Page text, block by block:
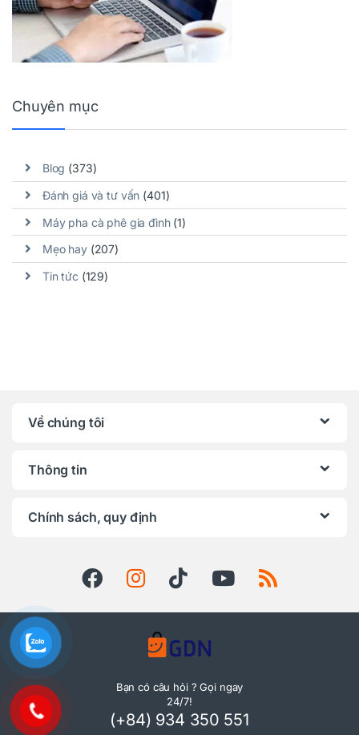
Chuyên mục
Blog (373)
Đánh giá và tư vấn (401)
Máy pha cà phê gia đình(1)
Mẹo hay(207)
Tin tức (129)
Về chúng tôi
Thông tin
Chính sách, quy định
Bạn có câu hỏi ? Gọi ngay
24/7!
(+84) 934 350 551